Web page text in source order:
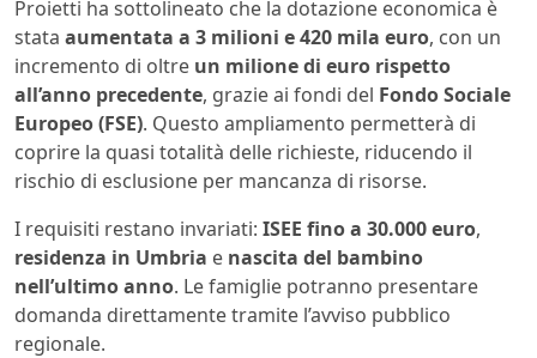
Proietti ha sottolineato che la dotazione economica è
stata aumentata a 3 milioni e 420 mila euro, con un
incremento di oltre un milione di euro rispetto
all’anno precedente, grazie ai fondi del Fondo Sociale
Europeo (FSE). Questo ampliamento permetterà di
coprire la quasi totalità delle richieste, riducendo il
rischio di esclusione per mancanza di risorse.
I requisiti restano invariati: ISEE fino a 30.000 euro,
residenza in Umbria e nascita del bambino
nell’ultimo anno. Le famiglie potranno presentare
domanda direttamente tramite l’avviso pubblico
regionale.